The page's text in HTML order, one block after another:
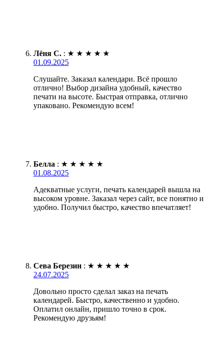
Лёня С. : ★ ★ ★ ★ ★
01.09.2025
Слушайте. Заказал календари. Всё прошло
отлично! Выбор дизайна удобный, качество
печати на высоте. Быстрая отправка, отлично
упаковано. Рекомендую всем!
Белла : ★ ★ ★ ★ ★
01.08.2025
Адекватные услуги, печать календарей вышла на
высоком уровне. Заказал через сайт, все понятно и
удобно. Получил быстро, качество впечатляет!
Сева Березин : ★ ★ ★ ★ ★
24.07.2025
Довольно просто сделал заказ на печать
календарей. Быстро, качественно и удобно.
Оплатил онлайн, пришло точно в срок.
Рекомендую друзьям!